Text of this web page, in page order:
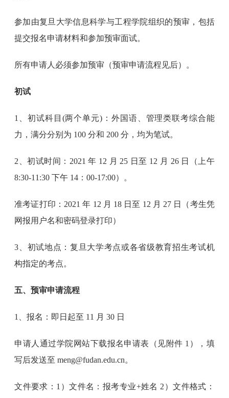
参加由复旦大学信息科学与工程学院组织的预审，包括
提交报名申请材料和参加预审面试。
所有申请人必须参加预审（预审申请流程见后）。
初试
1、初试科目(两个单元)：外国语、管理类联考综合能
力，满分分别为 100 分和 200 分，均为笔试。
2、初试时间：2021 年 12 月 25 日至 12 月 26 日（上午
8:30-11:30 下午 14：00-17:00）。
准考证打印：2021 年 12 月 18 日至 12 月 27 日（考生凭
网报用户名和密码登录打印）
3、初试地点：复旦大学考点或各省级教育招生考试机
构指定的考点。
五、预审申请流程
1、报名：即日起至 11 月 30 日
申请人通过学院网站下载报名申请表（见附件 1），填
写后发送至 meng@fudan.edu.cn。
文件要求：1）文件名：报考专业+姓名 2）文件格式：